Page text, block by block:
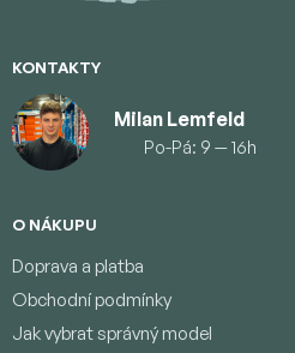
KONTAKTY
Milan Lemfeld
Po-Pá: 9 — 16h
O NÁKUPU
Doprava a platba
Obchodní podmínky
Jak vybrat správný model